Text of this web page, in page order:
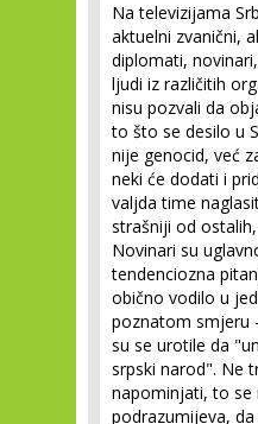
Na televizijama
aktuelni zvanični,
diplomati,
ljudi iz različitih
nisu pozvali da
to što se desilo u
nije genocid, već
neki će dodati i
valjda time
strašniji od
Novinari su
tendenciozna
obično vodilo u
poznatom smjeru
su se urotile da
srpski narod". Ne
napominjati, to se
podrazumijeva,